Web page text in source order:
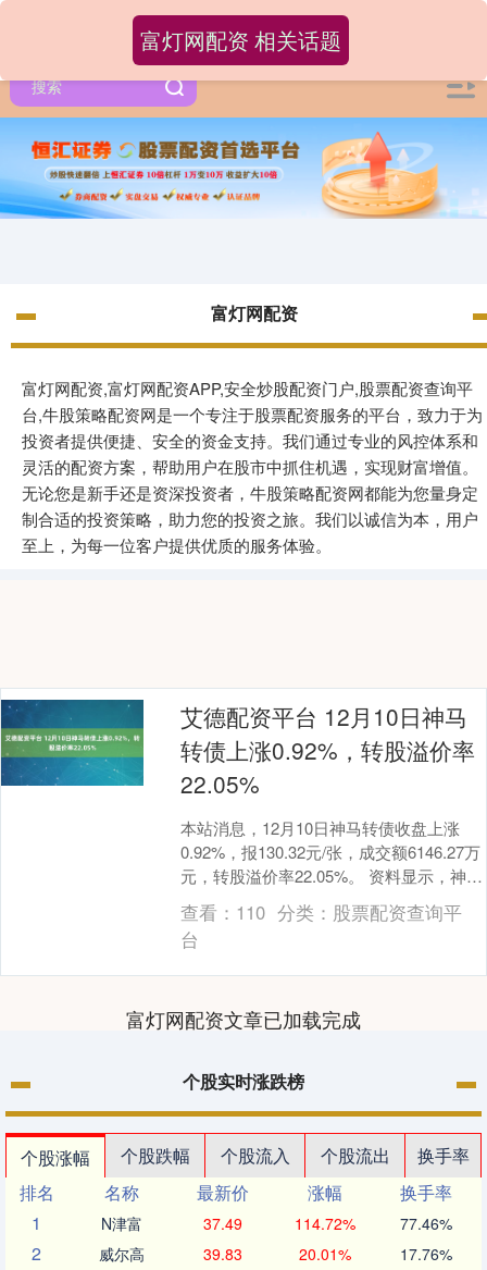
富灯网配资
富灯网配资,富灯网配资APP,安全炒股配资门户,股票配资查询平
台,牛股策略配资网是一个专注于股票配资服务的平台，致力于为
投资者提供便捷、安全的资金支持。我们通过专业的风控体系和
灵活的配资方案，帮助用户在股市中抓住机遇，实现财富增值。
无论您是新手还是资深投资者，牛股策略配资网都能为您量身定
制合适的投资策略，助力您的投资之旅。我们以诚信为本，用户
至上，为每一位客户提供优质的服务体验。
富灯网配资 相关话题
艾德配资平台 12月10日神马
转债上涨0.92%，转股溢价率
22.05%
本站消息，12月10日神马转债收盘上涨
0.92%，报130.32元/张，成交额6146.27万
元，转股溢价率22.05%。 资料显示，神马
转债信用级别为“AAA....
查看： 110 分类： 股票配资查询平
台
富灯网配资文章已加载完成
个股实时涨跌榜
个股涨幅 个股跌幅 个股流入 个股流出
换手率
排名
名称 最新价 涨幅
换手率
1
N津富 37.49 114.72% 77.46%
2 威尔高 39.83 20.01% 17.76%